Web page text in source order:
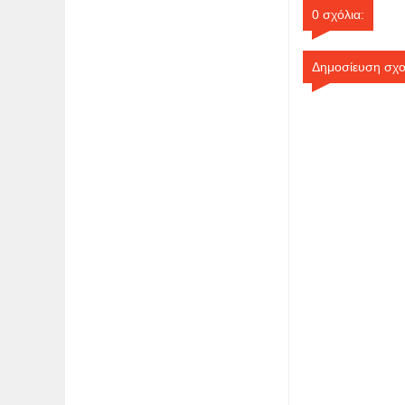
0 σχόλια:
Δημοσίευση